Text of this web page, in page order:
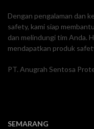
Dengan pengalaman dan
safety, kami siap
dan melindungi tim Anda.
mendapatkan produk
PT. Anugrah Sentosa
SEMARANG